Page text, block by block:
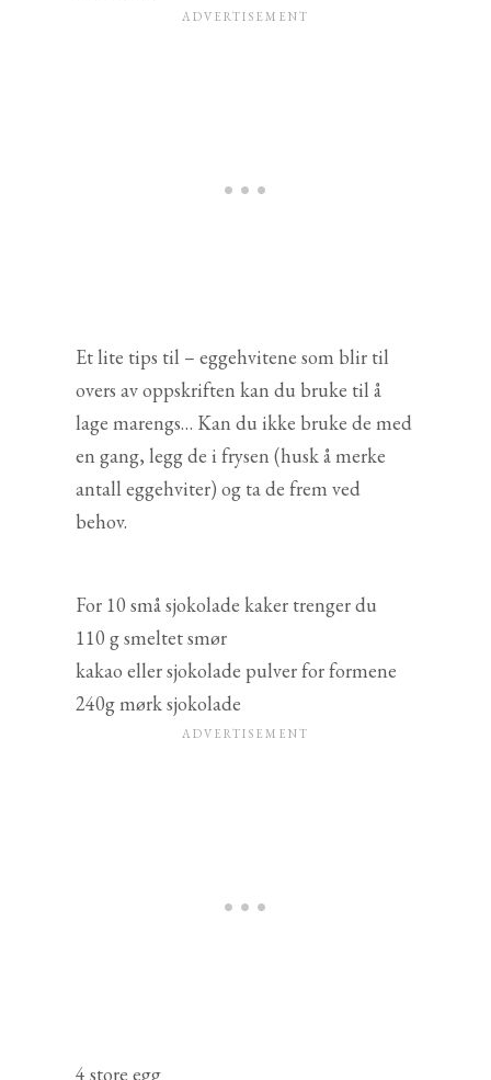
Et lite tips til – eggehvitene som blir til
overs av oppskriften kan du bruke til å
lage marengs… Kan du ikke bruke de med
en gang, legg de i frysen (husk å merke
antall eggehviter) og ta de frem ved
behov.
For 10 små sjokolade kaker trenger du
110 g smeltet smør
kakao eller sjokolade pulver for formene
240g mørk sjokolade
4 store egg